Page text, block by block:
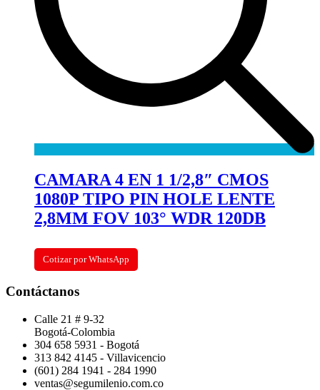
CAMARA 4 EN 1 1/2,8″ CMOS
1080P TIPO PIN HOLE LENTE
2,8MM FOV 103° WDR 120DB
Cotizar por WhatsApp
Contáctanos
Calle 21 # 9-32
Bogotá-Colombia
304 658 5931 - Bogotá
313 842 4145 - Villavicencio
(601) 284 1941 - 284 1990
ventas@segumilenio.com.co